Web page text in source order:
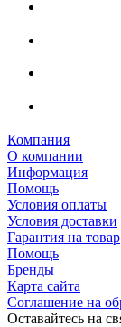
Компания
О компании
Информация
Помощь
Условия оплаты
Условия доставки
Гарантия на товар
Помощь
Бренды
Карта сайта
Соглашение на
Оставайтесь на